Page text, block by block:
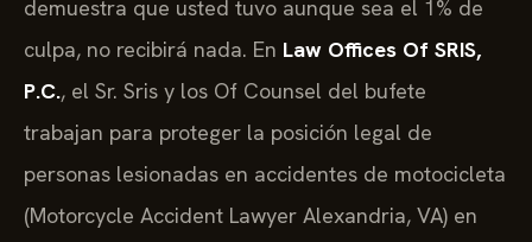
demuestra que usted tuvo aunque sea el 1% de
culpa, no recibirá nada. En Law Offices Of SRIS,
P.C., el Sr. Sris y los Of Counsel del bufete
trabajan para proteger la posición legal de
personas lesionadas en accidentes de motocicleta
(Motorcycle Accident Lawyer Alexandria, VA) en